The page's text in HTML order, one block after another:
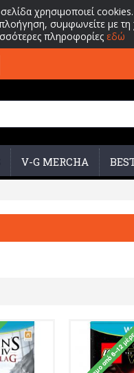
χρησιμοποιεί cookies.
συμφωνείτε με τη
πληροφορίες εδώ
V-G MERCHA